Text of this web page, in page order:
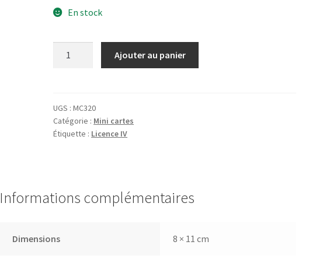
En stock
IV
Ajouter au panier
UGS :MC320
Catégorie : Mini cartes
Étiquette : Licence IV
Informations complémentaires
Dimensions 8 × 11 cm